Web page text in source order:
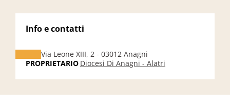
Info e contatti
Via Leone XIII, 2 - 03012 Anagni
PROPRIETARIO Diocesi Di Anagni - Alatri